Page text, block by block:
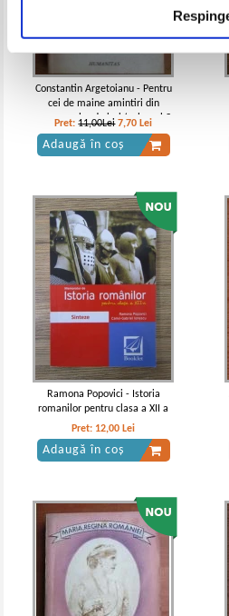
Constantin Argetoianu - Pentru
cei de maine amintiri din
vremea celor de ieri (volumul 3,
partea a 5-a)
Pret:11,00Lei 7,70 Lei
Adaugă în coș
Ramona Popovici - Istoria
romanilor pentru clasa a XII a
Pret: 12,00 Lei
Adaugă în coș